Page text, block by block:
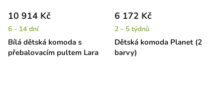
Bílá dětská komoda s
přebalovacím pultem Lara
10 914 Kč
6 - 14 dní
Dětská komoda Planet (2
barvy)
6 172 Kč
2 - 5 týdnů